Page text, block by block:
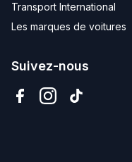
Transport International
Les marques de voitures
Suivez-nous